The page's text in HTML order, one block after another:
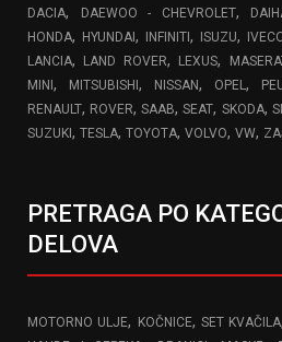
DACIA, DAEWOO - CHEVROLET,
HONDA, HYUNDAI , INFINITI , ISUZU,
LANCIA, LAND ROVER, LEXUS,
MINI , MITSUBISHI , NISSAN, OPEL,
RENAULT, ROVER,SAAB,SEAT, SKODA,
SUZUKI , TESLA, TOYOTA, VOLVO, VW,
PRETRAGA PO
DELOVA
MOTORNO ULJE, KOČNICE, SET KVAČILA